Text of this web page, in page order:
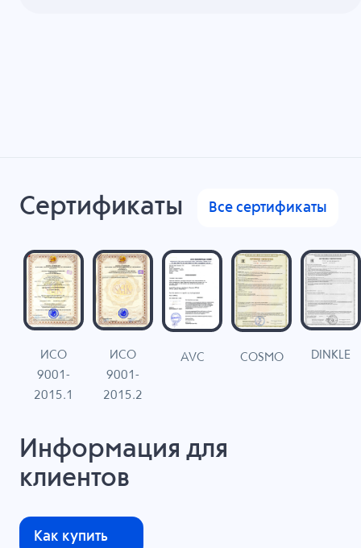
Сертификаты Все сертификаты
ИСО
9001-
2015.1
ИСО
9001-
2015.2
AVC COSMO DINKLE
Информация для
клиентов
Как купить